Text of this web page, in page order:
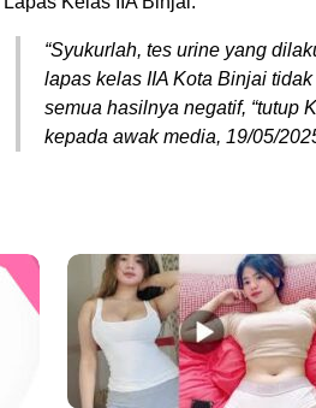
“Syukurlah, tes urine yang
lapas kelas IIA Kota Binjai
semua hasilnya negatif, “tutup
kepada awak media, 19/05/